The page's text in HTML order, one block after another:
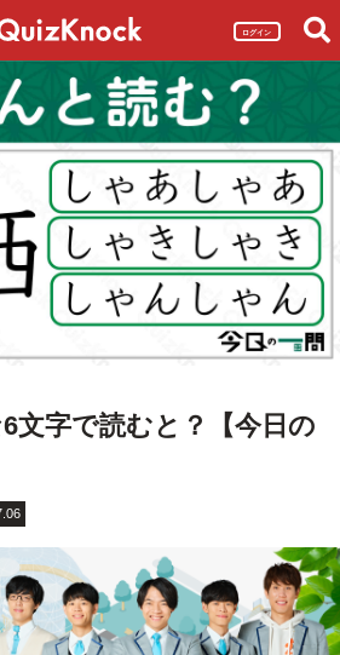
ログイン
6文字で読むと？【今日の